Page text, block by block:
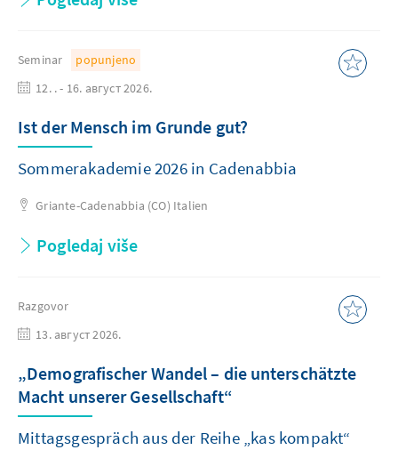
Seminar
popunjeno
12. . - 16. август 2026.
Ist der Mensch im Grunde gut?
Sommerakademie 2026 in Cadenabbia
Griante-Cadenabbia (CO) Italien
Pogledaj više
Razgovor
13. август 2026.
„Demografischer Wandel – die unterschätzte
Macht unserer Gesellschaft“
Mittagsgespräch aus der Reihe „kas kompakt“